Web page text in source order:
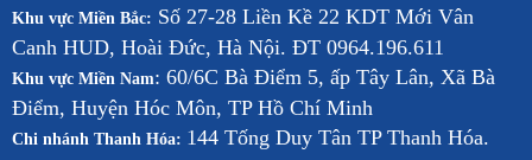
Khu vực Miền Bắc: Số 27-28 Liền Kề 22 KDT Mới Vân
Canh HUD, Hoài Đức, Hà Nội. ĐT 0964.196.611
Khu vực Miền Nam: 60/6C Bà Điểm 5, ấp Tây Lân, Xã Bà
Điểm, Huyện Hóc Môn, TP Hồ Chí Minh
Chi nhánh Thanh Hóa: 144 Tống Duy Tân TP Thanh Hóa.